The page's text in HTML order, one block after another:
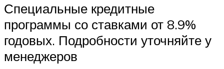
Специальные кредитные
программы со ставками от 8.9%
годовых. Подробности уточняйте у
менеджеров